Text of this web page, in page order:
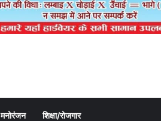
मनोरंजन शिक्षा/रोजगार